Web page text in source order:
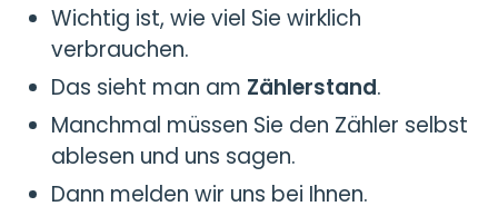
Wichtig ist, wie viel Sie wirklich
verbrauchen.
Das sieht man am Zählerstand.
Manchmal müssen Sie den Zähler selbst
ablesen und uns sagen.
Dann melden wir uns bei Ihnen.